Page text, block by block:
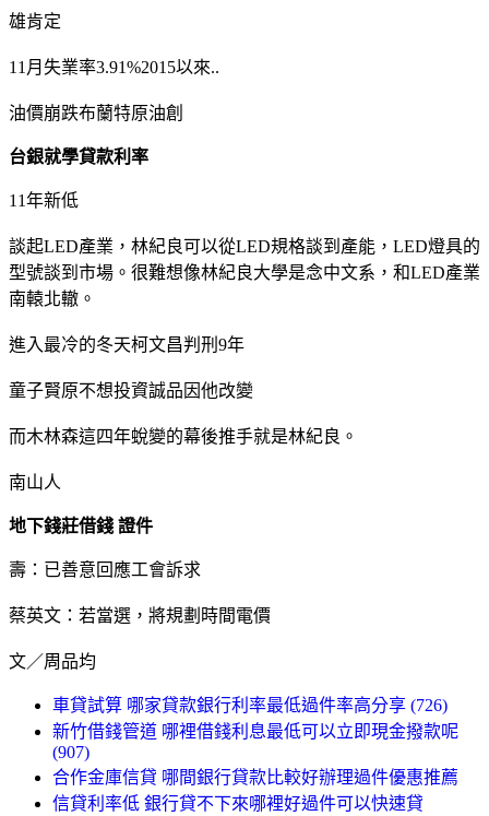
雄肯定
11月失業率3.91%2015以來..
油價崩跌布蘭特原油創
台銀就學貸款利率
11年新低
談起LED產業，林紀良可以從LED規格談到產能，LED燈具的
型號談到市場。很難想像林紀良大學是念中文系，和LED產業
南轅北轍。
進入最冷的冬天柯文昌判刑9年
童子賢原不想投資誠品因他改變
而木林森這四年蛻變的幕後推手就是林紀良。
南山人
地下錢莊借錢 證件
壽：已善意回應工會訴求
蔡英文：若當選，將規劃時間電價
文／周品均
車貸試算 哪家貸款銀行利率最低過件率高分享 (726)
新竹借錢管道 哪裡借錢利息最低可以立即現金撥款呢
(907)
合作金庫信貸 哪間銀行貸款比較好辦理過件優惠推薦
信貸利率低 銀行貸不下來哪裡好過件可以快速貸